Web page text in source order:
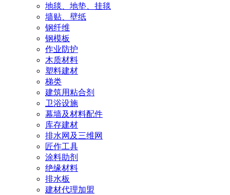
地毯、地垫、挂毯
墙贴、壁纸
钢纤维
钢模板
作业防护
木质材料
塑料建材
梯类
建筑用粘合剂
卫浴设施
幕墙及材料配件
库存建材
排水网及三维网
匠作工具
涂料助剂
绝缘材料
排水板
建材代理加盟